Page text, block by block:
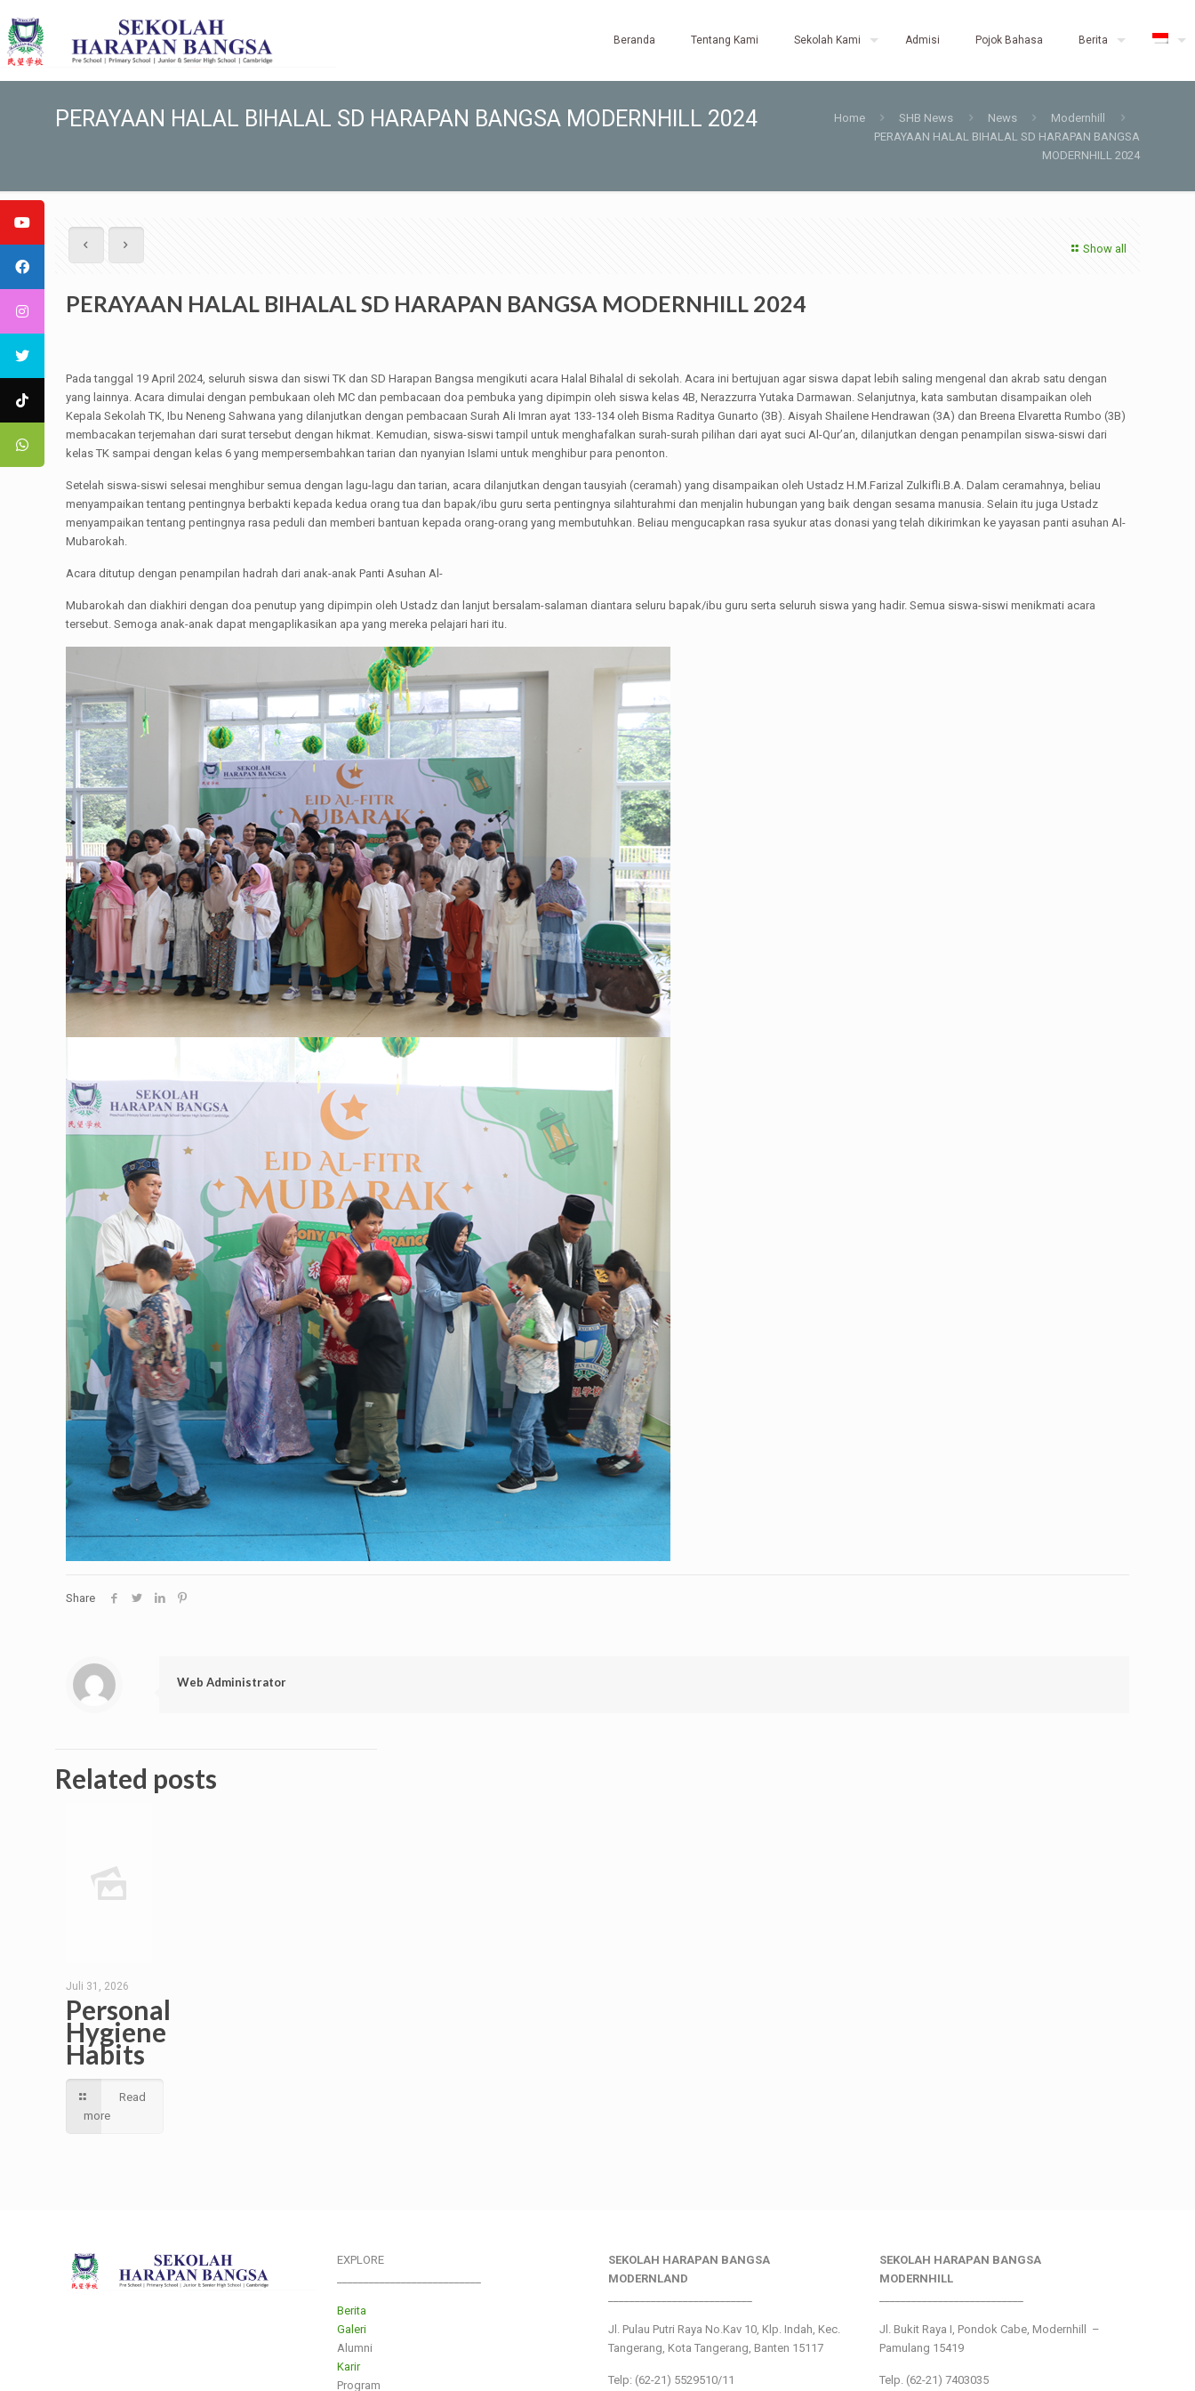
Beranda Tentang Kami Sekolah Kami Admisi Pojok Bahasa Berita
PERAYAAN HALAL BIHALAL SD HARAPAN BANGSA MODERNHILL 2024 Home SHB News News
Modernhill
PERAYAAN HALAL BIHALAL SD HARAPAN BANGSA
MODERNHILL 2024
Show all
PERAYAAN HALAL BIHALAL SD HARAPAN BANGSA MODERNHILL 2024
Pada tanggal 19 April 2024, seluruh siswa dan siswi TK dan SD Harapan Bangsa mengikuti acara Halal Bihalal di sekolah. Acara ini bertujuan agar siswa dapat lebih saling mengenal dan akrab satu dengan
yang lainnya. Acara dimulai dengan pembukaan oleh MC dan pembacaan doa pembuka yang dipimpin oleh siswa kelas 4B, Nerazzurra Yutaka Darmawan. Selanjutnya, kata sambutan disampaikan oleh
Kepala Sekolah TK, Ibu Neneng Sahwana yang dilanjutkan dengan pembacaan Surah Ali Imran ayat 133-134 oleh Bisma Raditya Gunarto (3B). Aisyah Shailene Hendrawan (3A) dan Breena Elvaretta Rumbo (3B)
membacakan terjemahan dari surat tersebut dengan hikmat. Kemudian, siswa-siswi tampil untuk menghafalkan surah-surah pilihan dari ayat suci Al-Qur’an, dilanjutkan dengan penampilan siswa-siswi dari
kelas TK sampai dengan kelas 6 yang mempersembahkan tarian dan nyanyian Islami untuk menghibur para penonton.
Setelah siswa-siswi selesai menghibur semua dengan lagu-lagu dan tarian, acara dilanjutkan dengan tausyiah (ceramah) yang disampaikan oleh Ustadz H.M.Farizal Zulkifli.B.A. Dalam ceramahnya, beliau
menyampaikan tentang pentingnya berbakti kepada kedua orang tua dan bapak/ibu guru serta pentingnya silahturahmi dan menjalin hubungan yang baik dengan sesama manusia. Selain itu juga Ustadz
menyampaikan tentang pentingnya rasa peduli dan memberi bantuan kepada orang-orang yang membutuhkan. Beliau mengucapkan rasa syukur atas donasi yang telah dikirimkan ke yayasan panti asuhan Al-
Mubarokah.
Acara ditutup dengan penampilan hadrah dari anak-anak Panti Asuhan Al-
Mubarokah dan diakhiri dengan doa penutup yang dipimpin oleh Ustadz dan lanjut bersalam-salaman diantara seluru bapak/ibu guru serta seluruh siswa yang hadir. Semua siswa-siswi menikmati acara
tersebut. Semoga anak-anak dapat mengaplikasikan apa yang mereka pelajari hari itu.
Share
Web Administrator
Related posts
Juli 31, 2026
Personal
Hygiene
Habits
Read
more
EXPLORE
Berita
Galeri
Alumni
Karir
Program
SEKOLAH HARAPAN BANGSA
MODERNLAND
Jl. Pulau Putri Raya No.Kav 10, Klp. Indah, Kec.
Tangerang, Kota Tangerang, Banten 15117
Telp: (62-21) 5529510/11
SEKOLAH HARAPAN BANGSA
MODERNHILL
Jl. Bukit Raya I, Pondok Cabe, Modernhill –
Pamulang 15419
Telp. (62-21) 7403035